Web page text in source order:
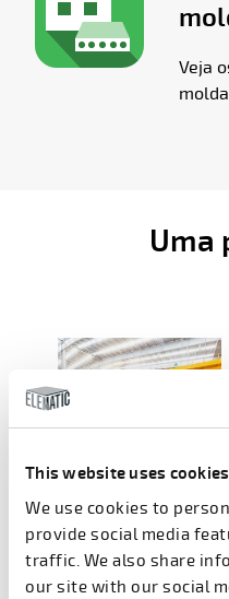
This website uses cookies
We use cookies to
provide social media
traffic. We also share
our site with our social
Veja
Uma
Parede EDGE